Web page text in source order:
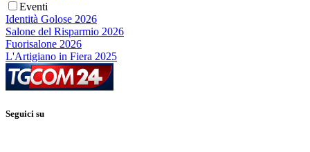
Eventi
Identità Golose 2026
Salone del Risparmio 2026
Fuorisalone 2026
L'Artigiano in Fiera 2025
Seguici su